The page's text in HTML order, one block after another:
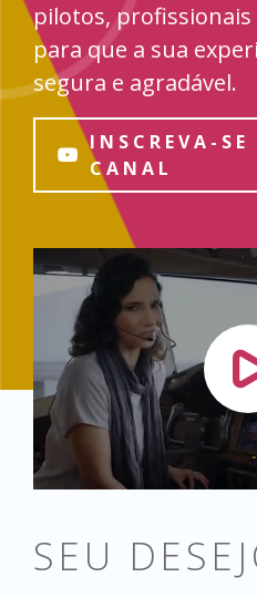
pilotos,
para que a sua
segura e agradável.
INSCREVA-SE
CANAL
SEU